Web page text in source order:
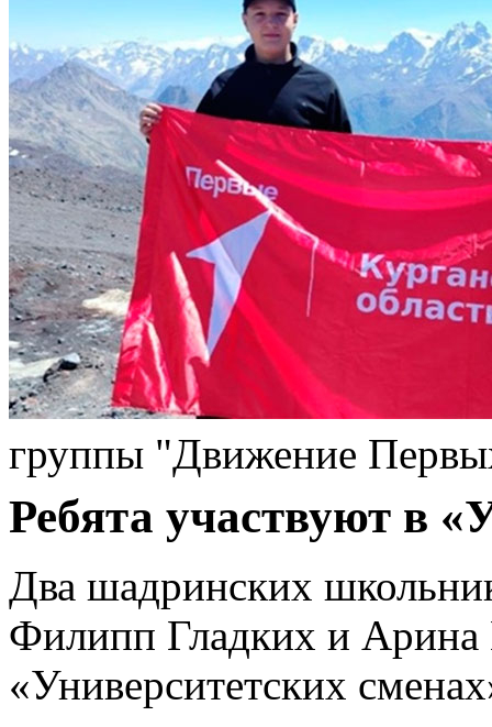
группы "Движение
Ребята участвуют в
Два шадринских
Филипп Гладких и Арина
«Университетских